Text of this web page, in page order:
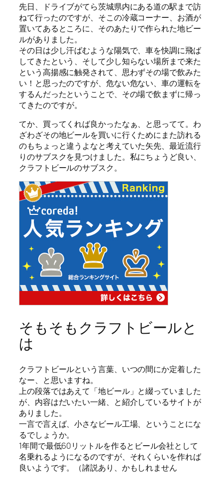
先日、ドライブがてら茨城県内にある道の駅まで訪
ねて行ったのですが、そこの冷蔵コーナー、お酒が
置いてあるところに、そのあたりで作られた地ビー
ルがありました。
その日は少し汗ばむような陽気で、車を快調に飛ば
してきたという、そして少し知らない場所まで来た
という高揚感に触発されて、思わずその場で飲みた
い！と思ったのですが、危ない危ない、車の運転を
するんだったということで、その場で飲まずに帰っ
てきたのですが。
てか、買ってくれば良かったなぁ、と思ってて。わ
ざわざその地ビールを買いに行くためにまた訪れる
のもちょっと違うよなと考えていた矢先、最近流行
りのサブスクを見つけました。私にちょうど良い、
クラフトビールのサブスク。
そもそもクラフトビールと
は
クラフトビールという言葉、いつの間にか定着した
なー、と思いますね。
上の段落ではあえて「地ビール」と綴っていました
が、内容はだいたい一緒、と紹介しているサイトが
ありました。
一言で言えば、小さなビール工場、ということにな
るでしょうか。
1年間で最低60リットルを作るとビール会社として
名乗れるようになるのですが、それくらいを作れば
良いようです。（諸説あり、かもしれません